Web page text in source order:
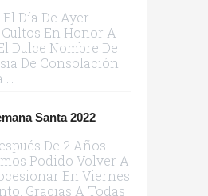
El Día De Ayer
En Honor A
Dulce Nombre De
De Consolación.
Santa 2022
De 2 Años
Podido Volver A
En Viernes
Gracias A Todas